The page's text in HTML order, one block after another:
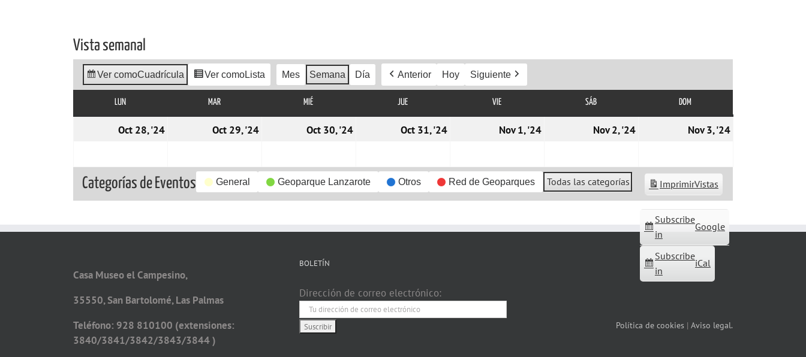
Vista semanal
Ver comoCuadrícula Ver comoLista Mes Semana Día Anterior Hoy Siguiente
LUNLUNES MARMARTES MIÉ JUEJUEVES VIEVIERNES SÁBSÁBADO DOM
Oct 28, '2428/10/2024Oct 29, '2429/10/2024Oct 30, '2430/10/2024Oct 31, '2431/10/2024Nov 1, '2401/11/2024Nov 2, '2402/11/2024Nov 3, '2403/11/2024
Categorías de Eventos General Geoparque Lanzarote Otros Red de Geoparques Todas las categorías
Subscribe
in
Google
Subscribe
in
iCal
ImprimirVistas
Casa Museo el Campesino,
35550, San Bartolomé, Las Palmas
Teléfono: 928 810100 (extensiones:
3840/3841/3842/3843/3844 )
BOLETÍN
Dirección de correo electrónico:
Política de cookies | Aviso legal.